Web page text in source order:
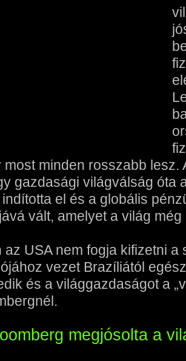
most minden rosszabb lesz.
gazdasági világválság óta
el és a globális
vált, amelyet a világ
az USA nem fogja kifizetni
vezet Brazíliától
és a világgazdaságot a
megjósolta a